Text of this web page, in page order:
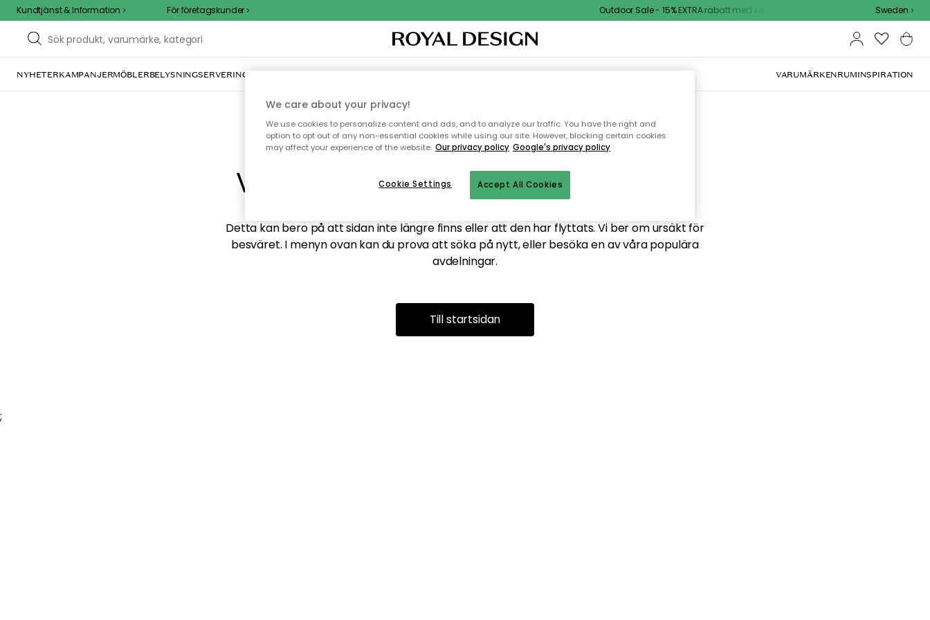
Kundtjänst & Information För företagskunder Outdoor Sale - 15% EXTRA rabatt med kod Sweden
NYHETERKAMPANJERMÖBLERBELYSNINGSERVERING INREDNINGTEXTIL & MATTORKÖKETFÖRVARINGUTEMÖBLER VARUMÄRKENRUMINSPIRATION
Vi hittar tyvärr inte sidan du söker
Detta kan bero på att sidan inte längre finns eller att den har flyttats. Vi ber om ursäkt för
besväret. I menyn ovan kan du prova att söka på nytt, eller besöka en av våra populära
avdelningar.
Till startsidan
;
We care about your privacy!
We use cookies to personalize content and ads, and to analyze our traffic. You have the right and
option to opt out of any non-essential cookies while using our site. However, blocking certain cookies
may affect your experience of the website. Our privacy policy Google's privacy policy
Accept All Cookies
Cookie Settings